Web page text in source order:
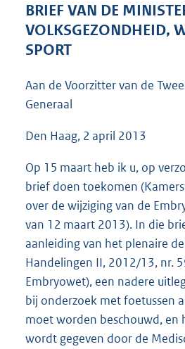
BRIEF VAN DE
VOLKSGEZONDHEID,
SPORT
Aan de Voorzitter van de
Generaal
Den Haag, 2 april 2013
Op 15 maart heb ik u, op
brief doen toekomen
over de wijziging van de
van 12 maart 2013). In die
aanleiding van het plenaire
Handelingen II, 2012/13, nr.
Embryowet), een nadere
bij onderzoek met foetussen
moet worden beschouwd, en
wordt gegeven door de